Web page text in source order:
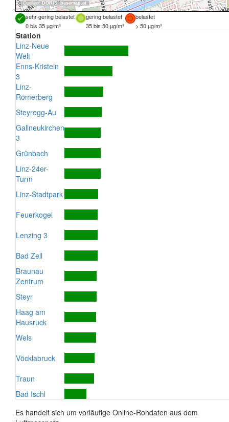
Quellen: DORIS, basemap.at
sehr gering belastet gering belastet
belastet
0 bis 35 µg/m³
35 bis 50 µg/m³ > 50 µg/m³
Station
Linz-Neue
Welt
Enns-Kristein
3
Linz-
Römerberg
Steyregg-Au
Gallneukirchen
3
Grünbach
Linz-24er-
Turm
Linz-Stadtpark
Feuerkogel
Lenzing 3
Bad Zell
Braunau
Zentrum
Steyr
Haag am
Hausruck
Wels
Vöcklabruck
Traun
Bad Ischl
Es handelt sich um vorläufige Online-Rohdaten aus dem